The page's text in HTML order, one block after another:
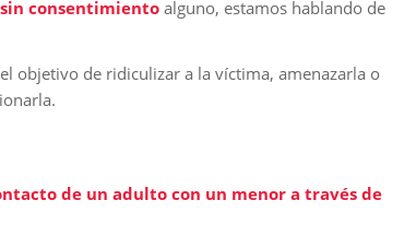
consentimiento alguno, estamos hablando de
objetivo de ridiculizar a la víctima, amenazarla o
de un adulto con un menor a través de